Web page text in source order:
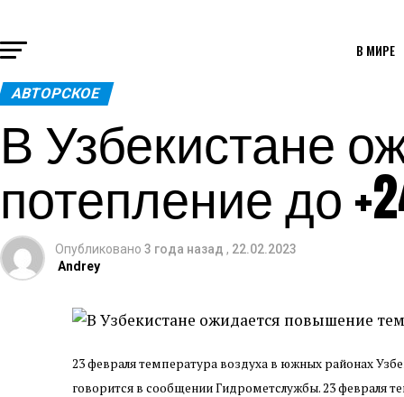
В МИРЕ
АВТОРСКОЕ
В Узбекистане
потепление до
Опубликовано 3 года назад , 22.02.2023
Andrey
23 февраля температура воздуха в южных районах
говорится в сообщении Гидрометслужбы. 23 февраля